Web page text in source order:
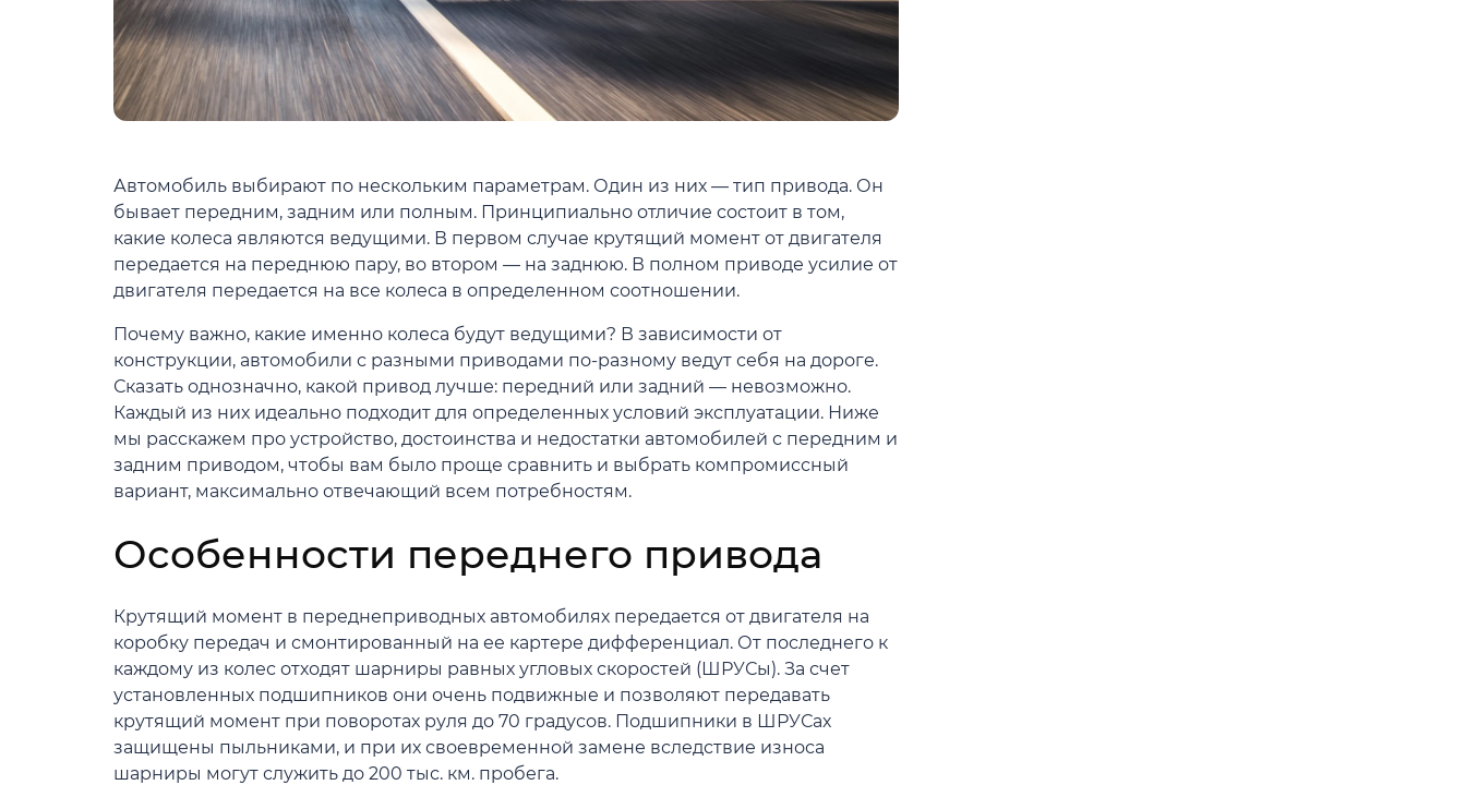
Автомобиль выбирают по нескольким параметрам. Один из них — тип привода. Он
бывает передним, задним или полным. Принципиально отличие состоит в том,
какие колеса являются ведущими. В первом случае крутящий момент от двигателя
передается на переднюю пару, во втором — на заднюю. В полном приводе усилие от
двигателя передается на все колеса в определенном соотношении.
Почему важно, какие именно колеса будут ведущими? В зависимости от
конструкции, автомобили с разными приводами по-разному ведут себя на дороге.
Сказать однозначно, какой привод лучше: передний или задний — невозможно.
Каждый из них идеально подходит для определенных условий эксплуатации. Ниже
мы расскажем про устройство, достоинства и недостатки автомобилей с передним и
задним приводом, чтобы вам было проще сравнить и выбрать компромиссный
вариант, максимально отвечающий всем потребностям.
Особенности переднего привода
Крутящий момент в переднеприводных автомобилях передается от двигателя на
коробку передач и смонтированный на ее картере дифференциал. От последнего к
каждому из колес отходят шарниры равных угловых скоростей (ШРУСы). За счет
установленных подшипников они очень подвижные и позволяют передавать
крутящий момент при поворотах руля до 70 градусов. Подшипники в ШРУСах
защищены пыльниками, и при их своевременной замене вследствие износа
шарниры могут служить до 200 тыс. км. пробега.